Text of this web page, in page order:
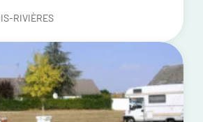
RIVIÈRES